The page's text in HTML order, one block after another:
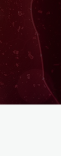
de Posição
Pneumologia